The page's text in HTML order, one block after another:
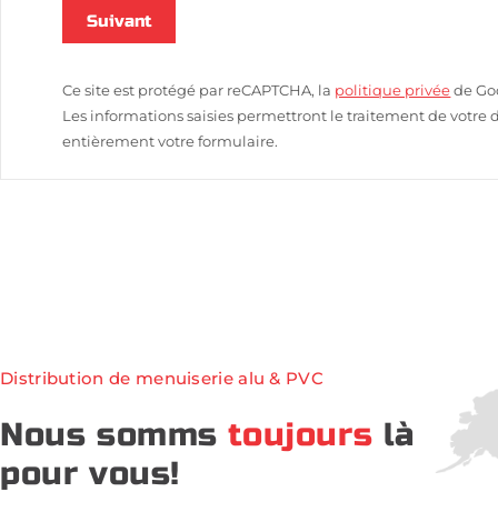
Suivant
Ce site est protégé par reCAPTCHA, la politique privéede
Les informations saisies permettront le traitement de
entièrement votre formulaire.
Nous sommstoujours là
pour vous!
Distribution de menuiserie alu & PVC